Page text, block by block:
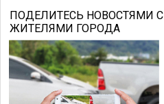
ПОДЕЛИТЕСЬ НОВОСТЯМИ С
ЖИТЕЛЯМИ ГОРОДА